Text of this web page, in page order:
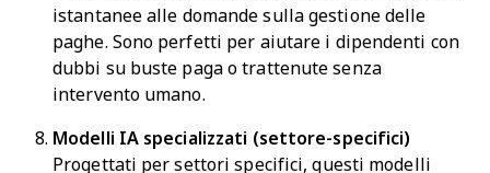
istantanee alle domande sulla gestione delle
paghe. Sono perfetti per aiutare i dipendenti con
dubbi su buste paga o trattenute senza
intervento umano.
Modelli IA specializzati (settore-specifici)
Progettati per settori specifici, questi modelli